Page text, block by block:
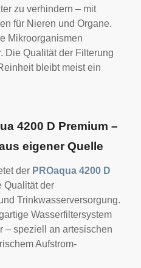
zu verhindern – mit
für Nieren und Organe.
Mikroorganismen
Die Qualität der Filterung
bleibt meist ein
4200 D Premium –
eigener Quelle
der PROaqua 4200 D
der
Trinkwasserversorgung.
Wasserfiltersystem
– speziell an artesischen
Aufstrom-